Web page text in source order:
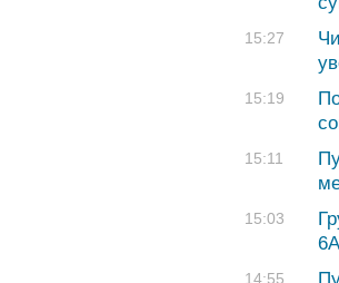
15:27
15:19
15:11
15:03
14:55